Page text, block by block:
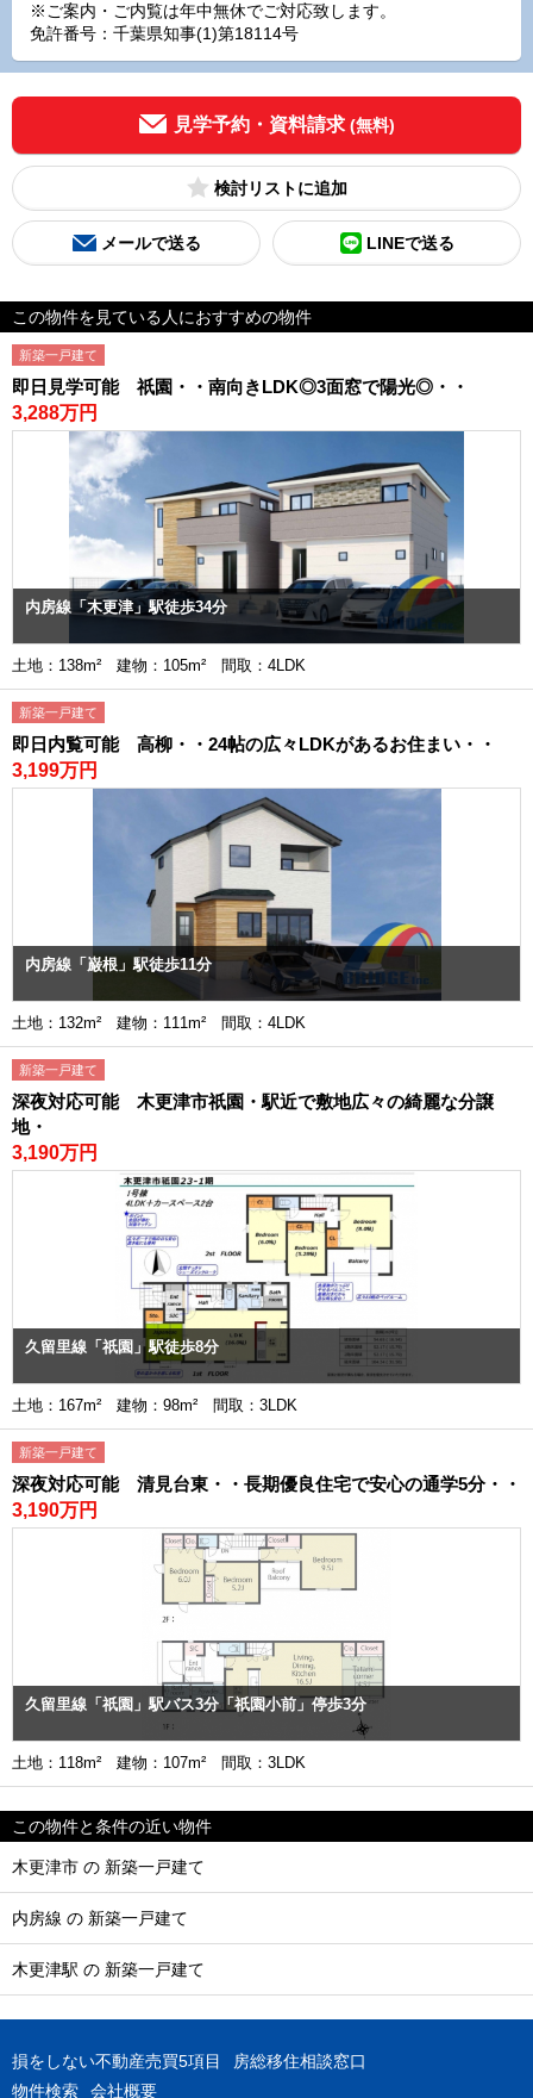
※ご案内・ご内覧は年中無休でご対応致します。
免許番号：千葉県知事(1)第18114号
見学予約・資料請求 (無料)
検討リスト
メールで送る LINEで送る
この物件を見ている人におすすめの物件
新築一戸建て
即日見学可能 祇園・・南向きLDK◎3面窓で陽光◎・・
3,288万円
内房線「木更津」駅徒歩34分
土地：138m² 建物：105m² 間取：4LDK
新築一戸建て
即日内覧可能 高柳・・24帖の広々LDKがあるお住まい・・
3,199万円
内房線「巌根」駅徒歩11分
土地：132m² 建物：111m² 間取：4LDK
新築一戸建て
深夜対応可能 木更津市祇園・駅近で敷地広々の綺麗な分譲
地・
3,190万円
久留里線「祇園」駅徒歩8分
土地：167m² 建物：98m² 間取：3LDK
新築一戸建て
深夜対応可能 清見台東・・長期優良住宅で安心の通学5分・・
3,190万円
久留里線「祇園」駅バス3分「祇園小前」停歩3分
土地：118m² 建物：107m² 間取：3LDK
この物件と条件の近い物件
木更津市 の 新築一戸建て
内房線 の 新築一戸建て
木更津駅 の 新築一戸建て
損をしない不動産売買5項目
房総移住相談窓口
物件検索
会社概要